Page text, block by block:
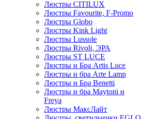
Люстры CITILUX
Люстры Favourite, F-Promo
Люстры Globo
Люстры Kink Light
Люстры Lussole
Люстры Rivoli, ЭРА
Люстры ST LUCE
Люстры и Бра Artis Luce
Люстры и бра Arte Lamp
Люстры и Бра Benetti
Люстры и бра Maytoni и
Freya
Люстры МаксЛайт